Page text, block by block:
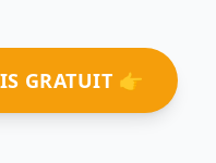
GRATUIT 👉